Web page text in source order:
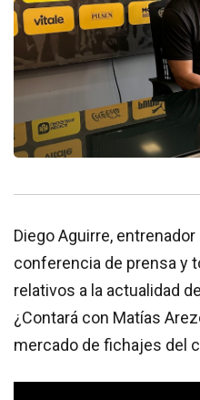
Diego Aguirre,
conferencia de prensa y
relativos a la actualidad
¿Contará con Matías
mercado de fichajes del